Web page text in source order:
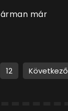
már
12 Következő